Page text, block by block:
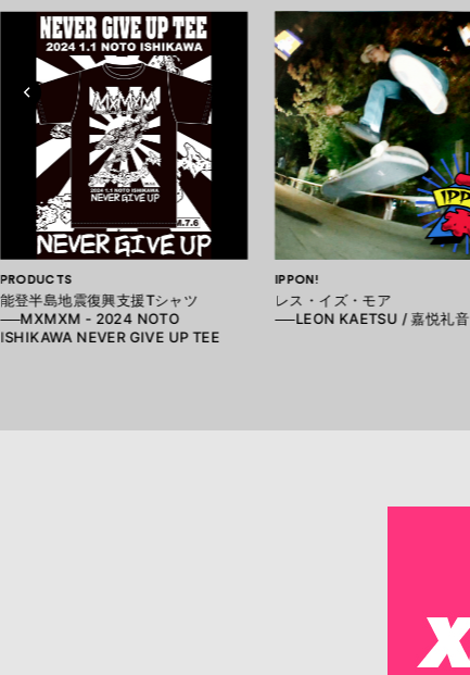
PRODUCTS
能登半島地震復興支援Tシャツ
──MXMXM - 2024 NOTO
ISHIKAWA NEVER GIVE UP TEE
IPPON!
レス・イズ・モア
──LEON KAETSU / 嘉悦礼音